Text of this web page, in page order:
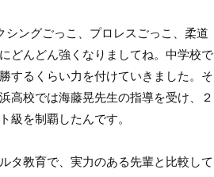
ングごっこ、プロレスごっこ、柔道
どんどん強くなりましてね。中学校で
するくらい力を付けていきました。そ
高校では海藤晃先生の指導を受け、２
級を制覇したんです。
タ教育で、実力のある先輩と比較して